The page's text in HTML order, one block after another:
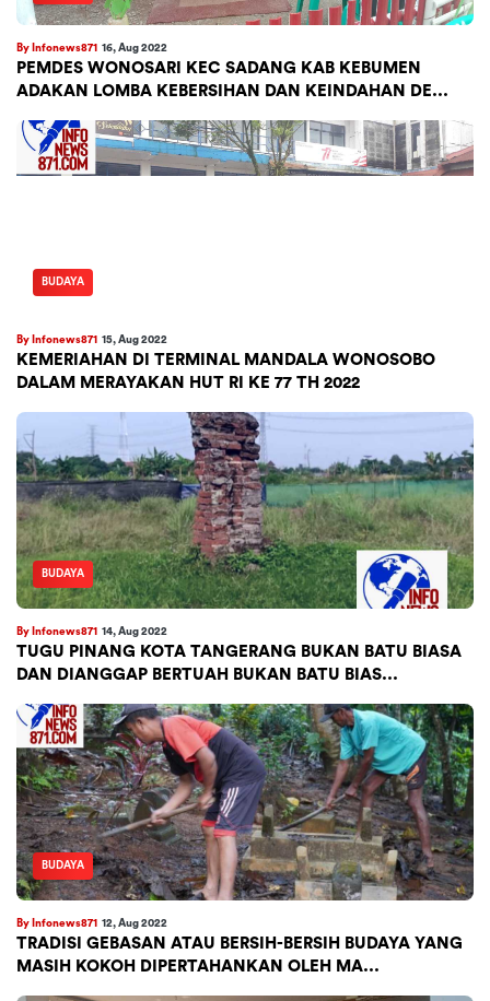
By Infonews871 16, Aug 2022
PEMDES WONOSARI KEC SADANG KAB KEBUMEN
ADAKAN LOMBA KEBERSIHAN DAN KEINDAHAN DE...
BUDAYA
By Infonews871 15, Aug 2022
KEMERIAHAN DI TERMINAL MANDALA WONOSOBO
DALAM MERAYAKAN HUT RI KE 77 TH 2022
BUDAYA
By Infonews871 14, Aug 2022
TUGU PINANG KOTA TANGERANG BUKAN BATU BIASA
DAN DIANGGAP BERTUAH BUKAN BATU BIAS...
BUDAYA
By Infonews871 12, Aug 2022
TRADISI GEBASAN ATAU BERSIH-BERSIH BUDAYA YANG
MASIH KOKOH DIPERTAHANKAN OLEH MA...